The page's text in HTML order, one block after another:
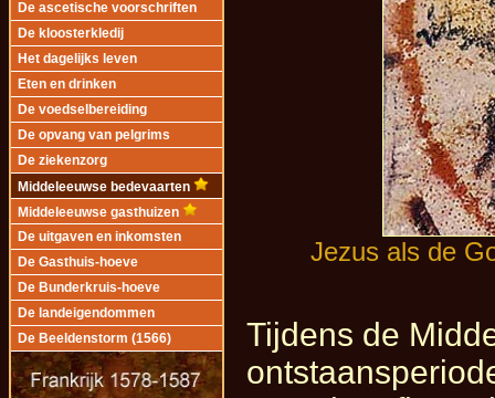
De ascetische voorschriften
De kloosterkledij
Het dagelijks leven
Eten en drinken
De voedselbereiding
De opvang van pelgrims
De ziekenzorg
Middeleeuwse bedevaarten
Middeleeuwse gasthuizen
De uitgaven en inkomsten
De Gasthuis-hoeve
De Bunderkruis-hoeve
De landeigendommen
De Beeldenstorm (1566)
Jezus als de
Tijdens de